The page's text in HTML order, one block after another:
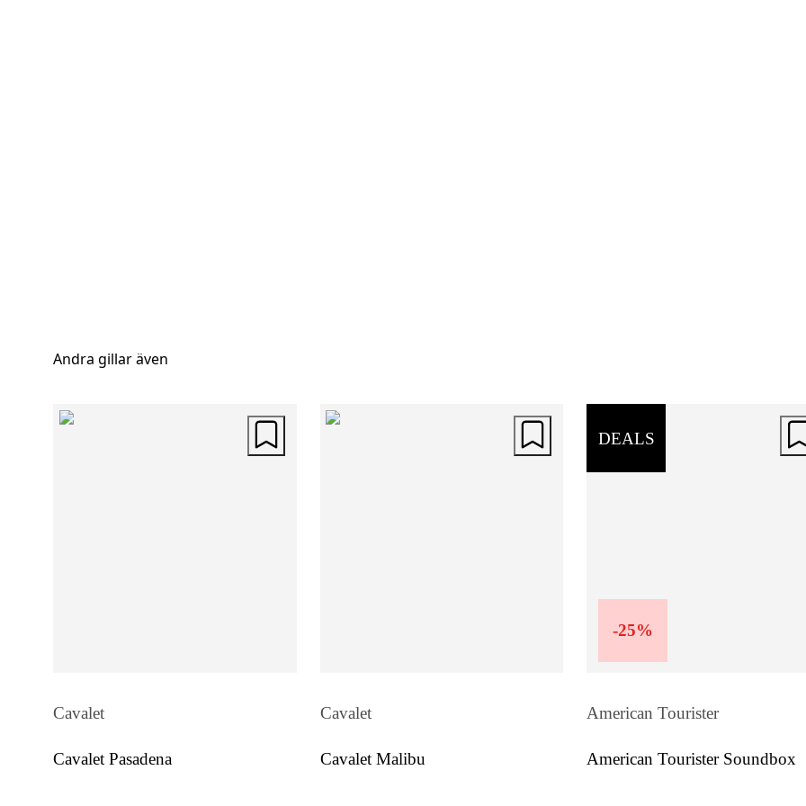
Andra gillar även
Cavalet
Cavalet Pasadena
Cavalet
Cavalet Malibu
DEALS
-25%
American Tourister
American Tourister Soundbox